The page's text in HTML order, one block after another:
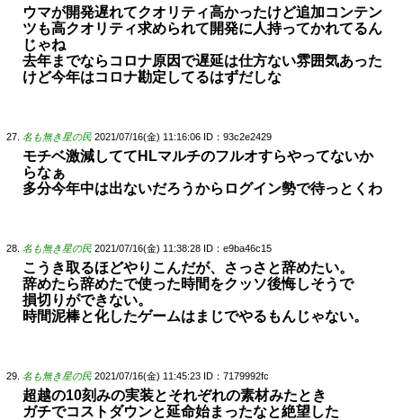
ウマが開発遅れてクオリティ高かったけど追加コンテン
ツも高クオリティ求められて開発に人持ってかれてるん
じゃね
去年までならコロナ原因で遅延は仕方ない雰囲気あった
けど今年はコロナ勘定してるはずだしな
名も無き星の民 2021/07/16(金) 11:16:06 ID：93c2e2429
モチベ激減しててHLマルチのフルオすらやってないか
らなぁ
多分今年中は出ないだろうからログイン勢で待っとくわ
名も無き星の民 2021/07/16(金) 11:38:28 ID：e9ba46c15
こうき取るほどやりこんだが、さっさと辞めたい。
辞めたら辞めたで使った時間をクッソ後悔しそうで
損切りができない。
時間泥棒と化したゲームはまじでやるもんじゃない。
名も無き星の民 2021/07/16(金) 11:45:23 ID：7179992fc
超越の10刻みの実装とそれぞれの素材みたとき
ガチでコストダウンと延命始まったなと絶望した